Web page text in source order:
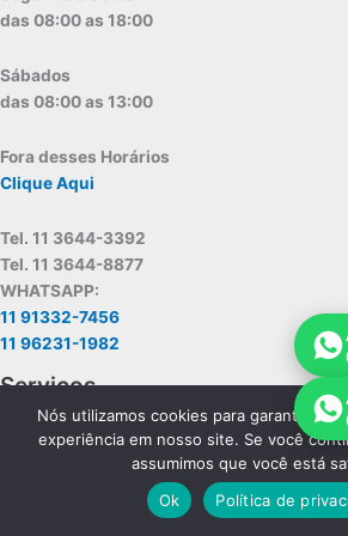
das 08:00 as 18:00
Sábados
das 08:00 as 13:00
Fora desses Horários
Clique Aqui
Tel. 11 3644-3392
Tel. 11 3644-8877
WHATSAPP:
11 91332-7456
11 96231-1982
Serviços
Assistência Electrolux Mandaqui
Assistência Electrolux Tremembé
Assistência Electrolux Jaçanã
Assistência Electrolux Vila Guilherme
Nós utilizamos cookies para garantir que
experiência em nosso site. Se você
assumimos que você está
Ok
Política de